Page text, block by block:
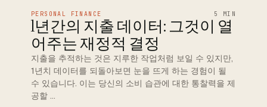
PERSONAL FINANCE 5 MIN
1년간의 지출 데이터: 그것이 열
어주는 재정적 결정
지출을 추적하는 것은 지루한 작업처럼 보일 수 있지만,
1년치 데이터를 되돌아보면 눈을 뜨게 하는 경험이 될
수 있습니다. 이는 당신의 소비 습관에 대한 통찰력을 제
공할 …